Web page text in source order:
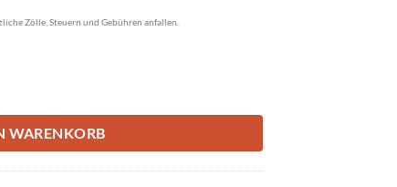
Zölle, Steuern und Gebühren anfallen.
WARENKORB